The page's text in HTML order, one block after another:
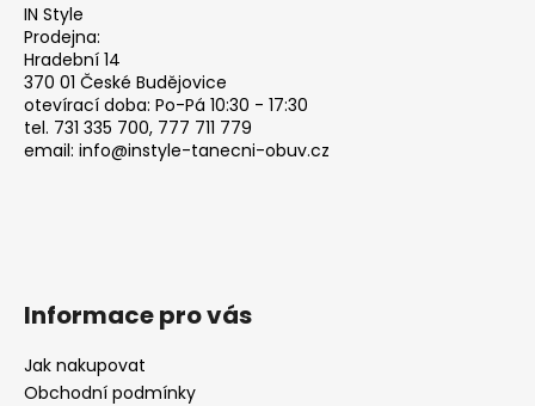
IN Style
Prodejna:
Hradební 14
370 01 České Budějovice
otevírací doba: Po-Pá 10:30 - 17:30
tel. 731 335 700, 777 711 779
email: info@instyle-tanecni-obuv.cz
Informace pro vás
Jak nakupovat
Obchodní podmínky